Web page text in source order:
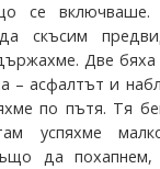
се
скъсим
Две
– асфалтът и
по пътя. Тя
успяхме
да